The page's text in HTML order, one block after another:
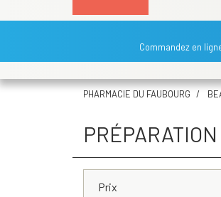
Commandez en
PHARMACIE DU FAUBOURG
Prix